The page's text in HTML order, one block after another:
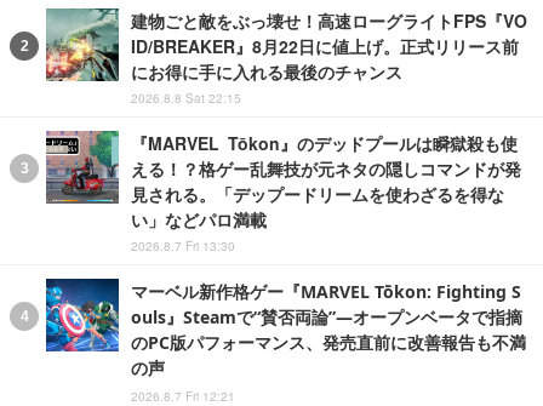
建物ごと敵をぶっ壊せ！高速ローグライトFPS『VO
ID/BREAKER』8月22日に値上げ。正式リリース前
にお得に手に入れる最後のチャンス
2026.8.8 Sat 22:15
『MARVEL Tōkon』のデッドプールは瞬獄殺も使
える！？格ゲー乱舞技が元ネタの隠しコマンドが発
見される。「デップードリームを使わざるを得な
い」などパロ満載
2026.8.7 Fri 13:30
マーベル新作格ゲー『MARVEL Tōkon: Fighting S
ouls』Steamで“賛否両論”―オープンベータで指摘
のPC版パフォーマンス、発売直前に改善報告も不満
の声
2026.8.7 Fri 12:21